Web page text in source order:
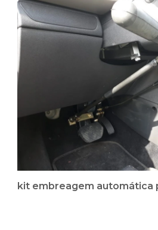
kit embreagem automática